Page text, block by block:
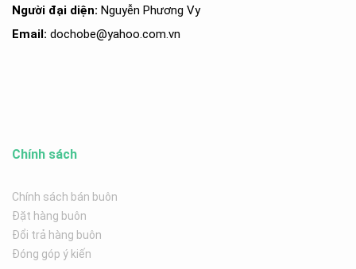
Người đại diện: Nguyễn Phương Vy
Email: dochobe@yahoo.com.vn
Chính sách
Chính sách bán buôn
Đặt hàng buôn
Đổi trả hàng buôn
Đóng góp ý kiến